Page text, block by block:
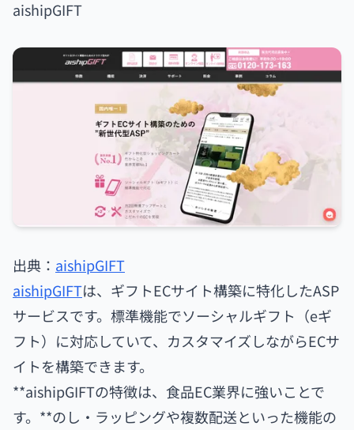
aishipGIFT
出典： aishipGIFT
aishipGIFTは、ギフトECサイト構築に特化したASP
サービスです。標準機能でソーシャルギフト（eギ
フト）に対応していて、カスタマイズしながらECサ
イトを構築できます。
**aishipGIFTの特徴は、食品EC業界に強いことで
す。**のし・ラッピングや複数配送といった機能の